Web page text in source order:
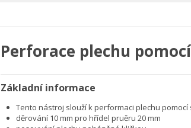
Perforace plechu
Základní informace
Tento nástroj slouží k performaci plechu
děrování 10 mm pro hřídel pruěru 20 mm